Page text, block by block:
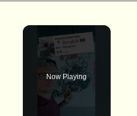
Now Playing